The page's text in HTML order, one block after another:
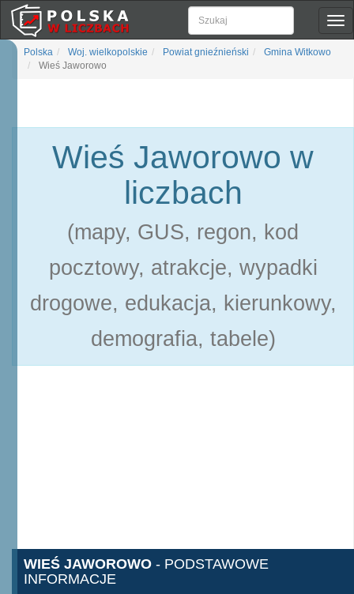
Polska Woj. wielkopolskie Powiat gnieźnieński
Gmina Witkowo
Wieś Jaworowo
Wieś Jaworowo w
liczbach
(mapy, GUS, regon, kod
pocztowy, atrakcje, wypadki
drogowe, edukacja, kierunkowy,
demografia, tabele)
WIEŚ JAWOROWO - PODSTAWOWE
INFORMACJE